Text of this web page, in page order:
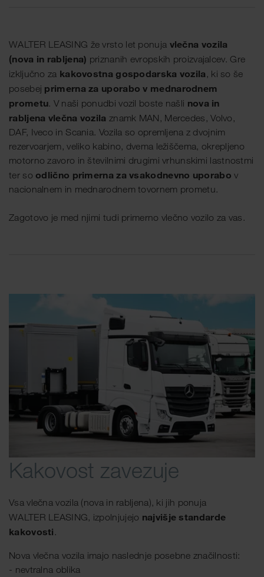
WALTER LEASING že vrsto let ponuja vlečna vozila
(nova in rabljena) priznanih evropskih proizvajalcev. Gre
izključno za kakovostna gospodarska vozila, ki so še
posebej primerna za uporabo v mednarodnem
prometu. V naši ponudbi vozil boste našli nova in
rabljena vlečna vozila znamk MAN, Mercedes, Volvo,
DAF, Iveco in Scania. Vozila so opremljena z dvojnim
rezervoarjem, veliko kabino, dvema ležiščema, okrepljeno
motorno zavoro in številnimi drugimi vrhunskimi lastnostmi
ter so odlično primerna za vsakodnevno uporabo v
nacionalnem in mednarodnem tovornem prometu.
Zagotovo je med njimi tudi primerno vlečno vozilo za vas.
Kakovost zavezuje
Vsa vlečna vozila (nova in rabljena), ki jih ponuja
WALTER LEASING, izpolnjujejo najvišje standarde
kakovosti .
Nova vlečna vozila imajo naslednje posebne značilnosti:
- nevtralna oblika